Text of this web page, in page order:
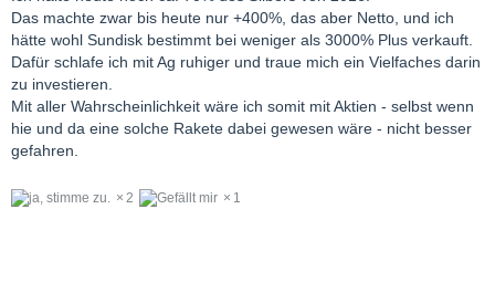
Das machte zwar bis heute nur +400%, das aber Netto, und ich
hätte wohl Sundisk bestimmt bei weniger als 3000% Plus verkauft.
Dafür schlafe ich mit Ag ruhiger und traue mich ein Vielfaches darin
zu investieren.
Mit aller Wahrscheinlichkeit wäre ich somit mit Aktien - selbst wenn
hie und da eine solche Rakete dabei gewesen wäre - nicht besser
gefahren.
2 1